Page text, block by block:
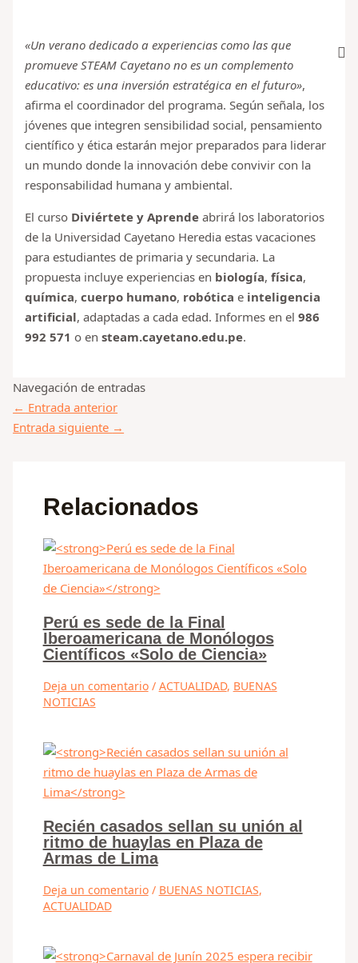
«Un verano dedicado a experiencias como las que
promueve STEAM Cayetano no es un complemento
educativo: es una inversión estratégica en el futuro»,
afirma el coordinador del programa. Según señala, los
jóvenes que integren sensibilidad social, pensamiento
científico y ética estarán mejor preparados para liderar
un mundo donde la innovación debe convivir con la
responsabilidad humana y ambiental.
El curso Diviértete y Aprende abrirá los laboratorios
de la Universidad Cayetano Heredia estas vacaciones
para estudiantes de primaria y secundaria. La
propuesta incluye experiencias en biología,física,
química,cuerpo humano, robótica e inteligencia
artificial, adaptadas a cada edad. Informes en el986
992 571 o ensteam.cayetano.edu.pe.
Navegación de entradas
← Entrada anterior
Entrada siguiente →
Relacionados
Perú es sede de la Final
Iberoamericana de Monólogos
Científicos «Solo de Ciencia»
Deja un comentario / ACTUALIDAD, BUENAS
NOTICIAS
Recién casados sellan su unión al
ritmo de huaylas en Plaza de
Armas de Lima
Deja un comentario / BUENAS NOTICIAS,
ACTUALIDAD